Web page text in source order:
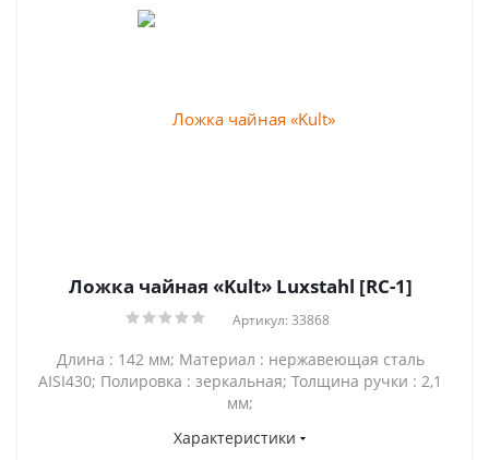
Ложка чайная «Kult» Luxstahl [RC-1]
Артикул: 33868
Длина : 142 мм; Материал : нержавеющая сталь
AISI430; Полировка : зеркальная; Толщина ручки : 2,1
мм;
Характеристики